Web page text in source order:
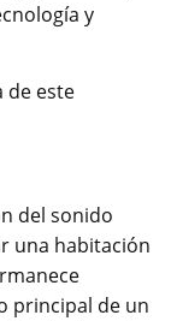
y
de este
del sonido
una habitación
principal de un